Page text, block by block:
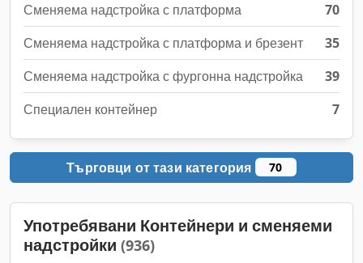
Сменяема надстройка с платформа
70
Сменяема надстройка с платформа и брезент
35
Сменяема надстройка с фургонна надстройка
39
Специален контейнер
7
Търговци от тази категория 70
Употребявани Контейнери и сменяеми
надстройки (936)